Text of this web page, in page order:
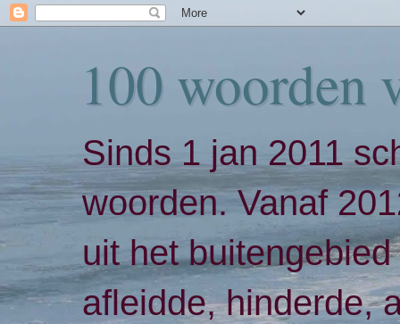
100 woorden
Sinds 1 jan 2011
woorden. Vanaf
uit het
afleidde, hinderde,